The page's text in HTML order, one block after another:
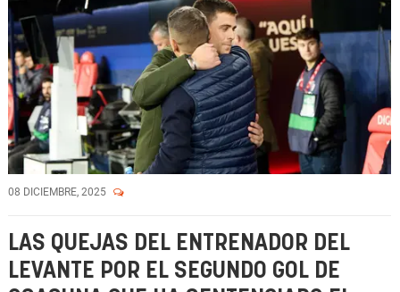
08 DICIEMBRE, 2025
LAS QUEJAS DEL ENTRENADOR DEL
LEVANTE POR EL SEGUNDO GOL DE